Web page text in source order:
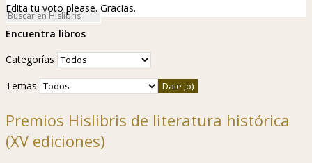
Edita tu voto please. Gracias.
Encuentra libros
Categorías
Temas
Premios Hislibris de literatura histórica
(XV ediciones)